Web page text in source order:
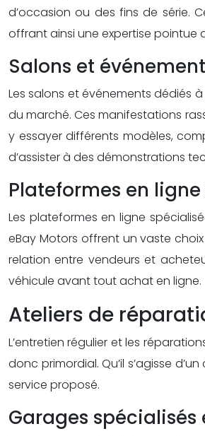
d’occasion ou des fins de série.
offrant ainsi une expertise pointue
Salons et
Les salons et événements dédiés
du marché. Ces manifestations
y essayer différents modèles,
d’assister à des démonstrations
Plateformes en
Les plateformes en ligne
eBay Motors offrent un vaste
relation entre vendeurs et
véhicule avant tout achat en ligne.
Ateliers de
L’entretien régulier et les
donc primordial. Qu’il s’agisse
service proposé.
Garages